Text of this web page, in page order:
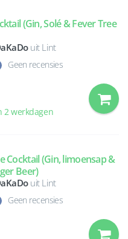
(Gin, Solé & Fever Tree
uit Lint
Geen recensies
2 werkdagen
Cocktail (Gin, limoensap &
Beer)
uit Lint
Geen recensies